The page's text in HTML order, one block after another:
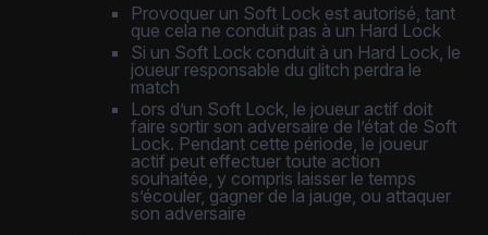
Provoquer un Soft Lock est autorisé, tant
que cela ne conduit pas à un Hard Lock
Si un Soft Lock conduit à un Hard Lock, le
joueur responsable du glitch perdra le
match
Lors d’un Soft Lock, le joueur actif doit
faire sortir son adversaire de l’état de Soft
Lock. Pendant cette période, le joueur
actif peut effectuer toute action
souhaitée, y compris laisser le temps
s’écouler, gagner de la jauge, ou attaquer
son adversaire